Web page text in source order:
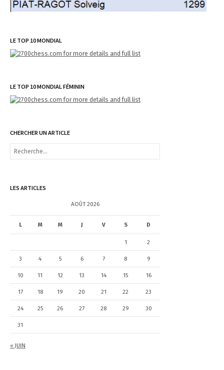
LE TOP 10 MONDIAL
LE TOP 10 MONDIAL FÉMININ
CHERCHER UN ARTICLE
R
r
e
LES ARTICLES
AOÛT 2026
L M M J V S D
« JUIN
1 2
3 4 5 6 7 8 9
10 11 12 13 14 15 16
17 18 19 20 21 22 23
24 25 26 27 28 29 30
31